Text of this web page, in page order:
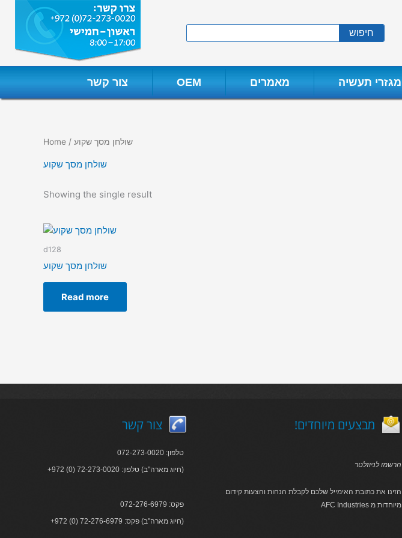
content
חיפוש
צור קשר OEM מאמרים מגזרי תעשיה
Home / שולחן מסך שקוע
שולחן מסך שקוע
Showing the single result
d128
שולחן מסך שקוע
Read more
צור קשר
טלפון: 072-273-0020
+972 (0) 72-273-0020 :חיוג מארה"ב) טלפון)
פקס: 072-276-6979
+972 (0) 72-276-6979 :חיוג מארה"ב) פקס)
!מבצעים מיוחדים
הרשמו לניוזלטר
הזינו את כתובת האימייל שלכם לקבלת הנחות והצעות קידום
AFC Industries מיוחדות מ